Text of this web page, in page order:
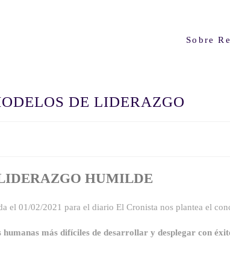
Sobre
DE LIDERAZGO
HUMILDE
el 01/02/2021 para el diario El Cronista nos plantea el
más difíciles de desarrollar y desplegar con